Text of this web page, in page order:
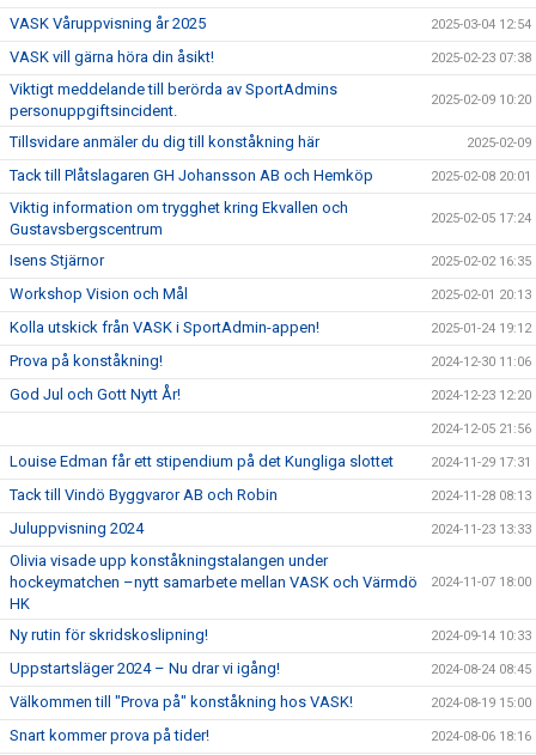
VASK Våruppvisning år 2025 2025-03-04 12:54
VASK vill gärna höra din åsikt! 2025-02-23 07:38
Viktigt meddelande till berörda av SportAdmins
personuppgiftsincident.
2025-02-09 10:20
Tillsvidare anmäler du dig till konståkning här 2025-02-09
Tack till Plåtslagaren GH Johansson AB och Hemköp 2025-02-08 20:01
Viktig information om trygghet kring Ekvallen och
Gustavsbergscentrum
2025-02-05 17:24
Isens Stjärnor 2025-02-02 16:35
Workshop Vision och Mål 2025-02-01 20:13
Kolla utskick från VASK i SportAdmin-appen! 2025-01-24 19:12
Prova på konståkning! 2024-12-30 11:06
God Jul och Gott Nytt År! 2024-12-23 12:20
2024-12-05 21:56
Louise Edman får ett stipendium på det Kungliga slottet 2024-11-29 17:31
Tack till Vindö Byggvaror AB och Robin 2024-11-28 08:13
Juluppvisning 2024 2024-11-23 13:33
Olivia visade upp konståkningstalangen under
hockeymatchen –nytt samarbete mellan VASK och Värmdö
HK
2024-11-07 18:00
Ny rutin för skridskoslipning! 2024-09-14 10:33
Uppstartsläger 2024 – Nu drar vi igång! 2024-08-24 08:45
Välkommen till "Prova på" konståkning hos VASK! 2024-08-19 15:00
Snart kommer prova på tider! 2024-08-06 18:16